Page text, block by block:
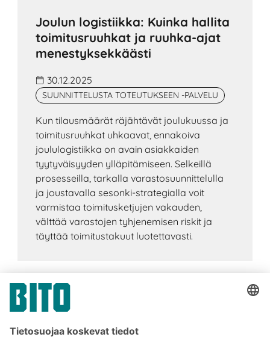
Joulun logistiikka: Kuinka hallita
toimitusruuhkat ja ruuhka-ajat
menestyksekkäästi
30.12.2025
SUUNNITTELUSTA TOTEUTUKSEEN -PALVELU
Kun tilausmäärät räjähtävät joulukuussa ja
toimitusruuhkat uhkaavat, ennakoiva
joululogistiikka on avain asiakkaiden
tyytyväisyyden ylläpitämiseen. Selkeillä
prosesseilla, tarkalla varastosuunnittelulla
ja joustavalla sesonki-strategialla voit
varmistaa toimitusketjujen vakauden,
välttää varastojen tyhjenemisen riskit ja
täyttää toimitustakuut luotettavasti.